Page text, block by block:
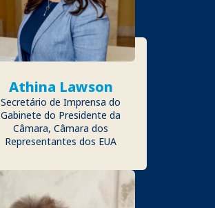
Athina Lawson
Secretário de Imprensa do
Gabinete do Presidente da
Câmara, Câmara dos
Representantes dos EUA